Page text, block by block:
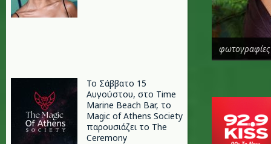
Το Σάββατο 15
Αυγούστου, στο Time
Marine Beach Bar, το
Magic of Athens Society
παρουσιάζει το The
Ceremony